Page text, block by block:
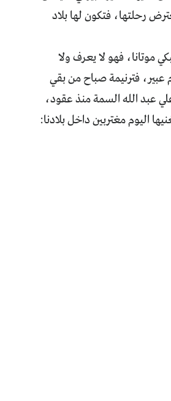
رحلتها، فتكون لها بلاد
موتانا، فهو لا يعرف ولا
عبير، فترنيمة صباح من بقي
عبد الله السمة منذ عقود،
اليوم مغتربين داخل بلادنا: